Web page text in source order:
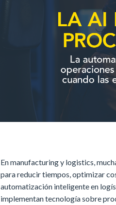
En manufacturing y logistics,
para reducir tiempos, optimizar
automatización inteligente en
implementan tecnología sobre